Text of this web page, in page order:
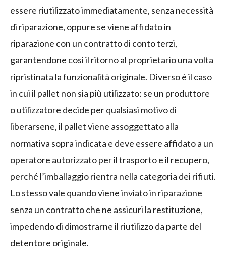
essere riutilizzato immediatamente, senza necessità
di riparazione, oppure se viene affidato in
riparazione con un contratto di conto terzi,
garantendone così il ritorno al proprietario una volta
ripristinata la funzionalità originale. Diverso è il caso
in cui il pallet non sia più utilizzato: se un produttore
o utilizzatore decide per qualsiasi motivo di
liberarsene, il pallet viene assoggettato alla
normativa sopra indicata e deve essere affidato a un
operatore autorizzato per il trasporto e il recupero,
perché l’imballaggio rientra nella categoria dei rifiuti.
Lo stesso vale quando viene inviato in riparazione
senza un contratto che ne assicuri la restituzione,
impedendo di dimostrarne il riutilizzo da parte del
detentore originale.